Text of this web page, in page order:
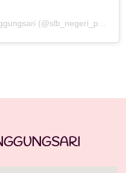
A post shared by Slb Negeri Panggungsari (@slb_negeri_panggungsari)